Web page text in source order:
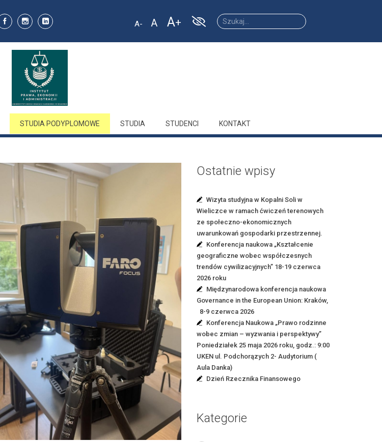
A
font size.
A
font
A
Increase
font
STUDIA PODYPLOMOWE STUDIA STUDENCI KONTAKT
Ostatnie wpisy
Wizyta studyjna w Kopalni Soli w
Wieliczce w ramach ćwiczeń terenowych
ze społeczno-ekonomicznych
uwarunkowań gospodarki przestrzennej.
Konferencja naukowa „Kształcenie
geograficzne wobec współczesnych
trendów cywilizacyjnych” 18-19 czerwca
2026 roku
Międzynarodowa konferencja naukowa
Governance in the European Union: Kraków,
8-9 czerwca 2026
Konferencja Naukowa „Prawo rodzinne
wobec zmian – wyzwania i perspektywy”
Poniedziałek 25 maja 2026 roku, godz.: 9:00
UKEN ul. Podchorązych 2- Audytorium (
Aula Danka)
Dzień Rzecznika Finansowego
Kategorie